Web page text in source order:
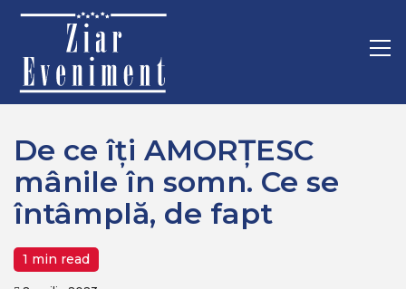
Recomandate
De ce îți AMORȚESC mânile în somn. Ce se întâmplă, de fapt
De ce îți AMORȚESC
mânile în somn. Ce se
întâmplă, de fapt
1 min read